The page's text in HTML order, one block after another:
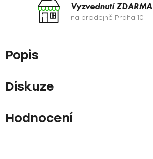
Vyzvednutí ZDARMA
na prodejně Praha 10
Popis
Diskuze
Hodnocení